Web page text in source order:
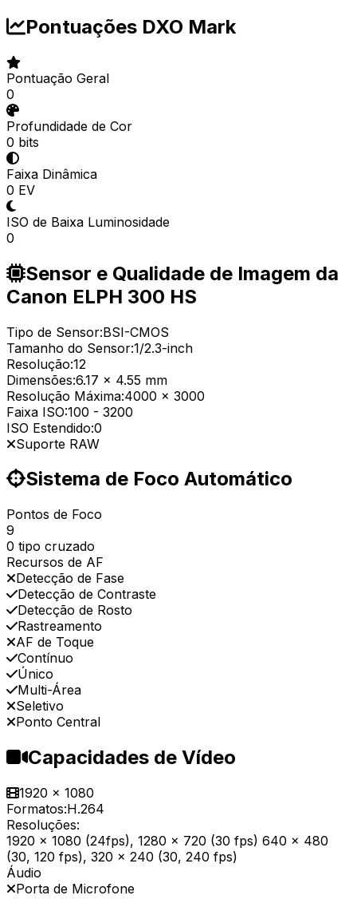
Pontuações DXO Mark
Pontuação Geral
0
Profundidade de Cor
0 bits
Faixa Dinâmica
0 EV
ISO de Baixa Luminosidade
0
Sensor e Qualidade de Imagem da
Canon ELPH 300 HS
Tipo de Sensor:BSI-CMOS
Tamanho do Sensor:1/2.3-inch
Resolução:12
Dimensões:6.17 x 4.55 mm
Resolução Máxima:4000 x 3000
Faixa ISO:100 - 3200
ISO Estendido:0
Suporte RAW
Sistema de Foco Automático
Pontos de Foco
9
0 tipo cruzado
Recursos de AF
Detecção de Fase
Detecção de Contraste
Detecção de Rosto
Rastreamento
AF de Toque
Contínuo
Único
Multi-Área
Seletivo
Ponto Central
Capacidades de Vídeo
1920 x 1080
Formatos:H.264
Resoluções:
1920 x 1080 (24fps), 1280 x 720 (30 fps) 640 x 480
(30, 120 fps), 320 x 240 (30, 240 fps)
Áudio
Porta de Microfone